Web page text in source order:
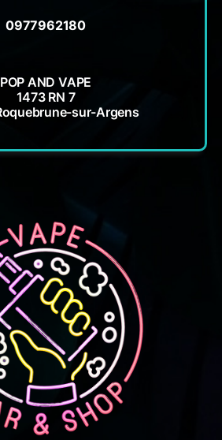
0977962180
POP AND VAPE
1473 RN 7
sur-Argens